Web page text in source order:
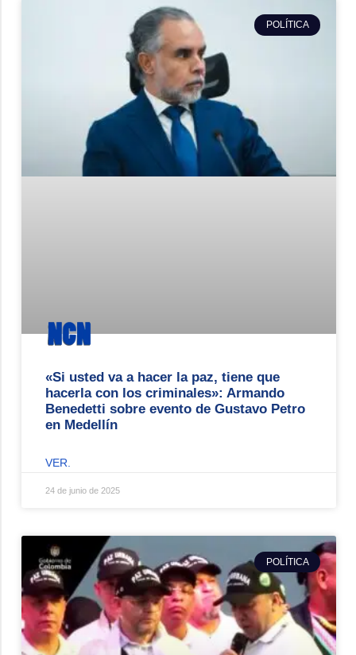
POLÍTICA
«Si usted va a hacer la paz, tiene que
hacerla con los criminales»: Armando
Benedetti sobre evento de Gustavo Petro
en Medellín
VER.
24 de junio de 2025
POLÍTICA